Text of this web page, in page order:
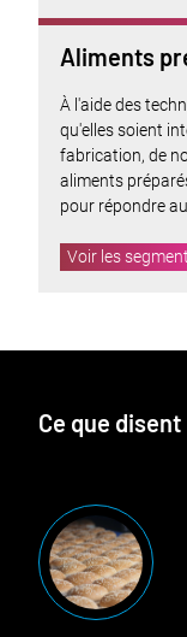
Aliments
À l'aide des
qu'elles soient
fabrication, de
aliments
pour répondre
Voir les
Ce que